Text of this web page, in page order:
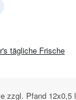
tägliche Frische
zzgl. Pfand 12x0,5 l